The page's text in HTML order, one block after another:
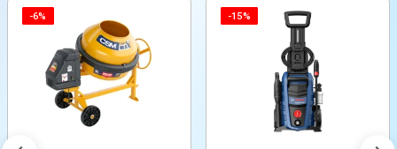
-6% -15%